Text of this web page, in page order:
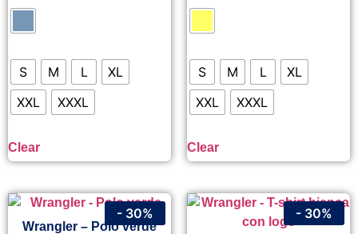
S M L
XL
XXL
XXXL
Clear
S M L
XL
XXL
XXXL
Clear
Wrangler – Polo verde
- 30% - 30%